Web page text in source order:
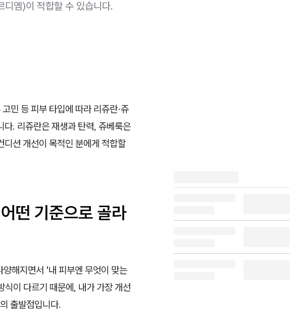
디엠)이 적합할 수 있습니다.
민 등 피부 타입에 따라 리쥬란·쥬
. 리쥬란은 재생과 탄력, 쥬베룩은
션 개선이 목적인 분에게 적합할
떤 기준으로 골라
해지면서 '내 피부엔 무엇이 맞는
이 다르기 때문에, 내가 가장 개선
출발점입니다.